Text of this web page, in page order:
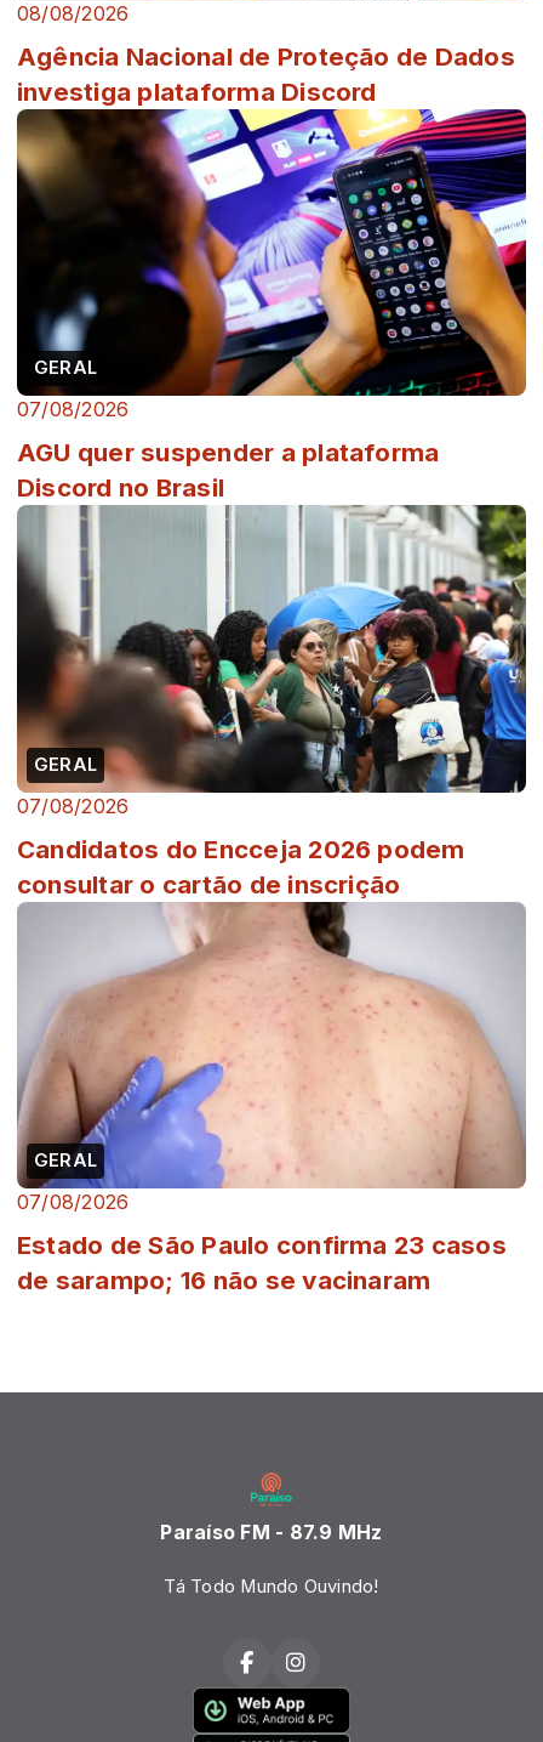
08/08/2026
Agência Nacional de Proteção de Dados
investiga plataforma Discord
GERAL
07/08/2026
AGU quer suspender a plataforma
Discord no Brasil
GERAL
07/08/2026
Candidatos do Encceja 2026 podem
consultar o cartão de inscrição
GERAL
07/08/2026
Estado de São Paulo confirma 23 casos
de sarampo; 16 não se vacinaram
Paraíso FM - 87.9 MHz
Tá Todo Mundo Ouvindo!